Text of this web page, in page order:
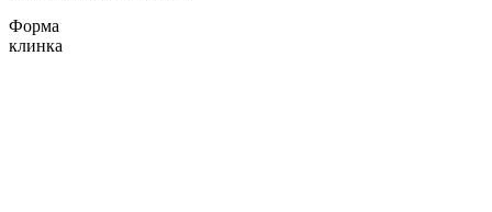
Форма
клинка